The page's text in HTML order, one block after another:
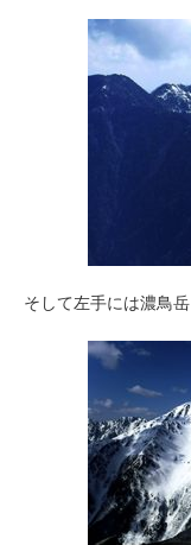
そして左手には濃鳥岳